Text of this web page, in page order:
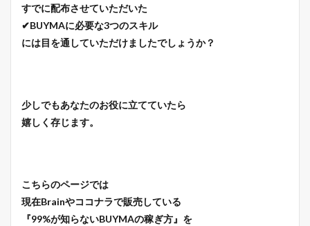
すでに配布させていただいた
✔BUYMAに必要な3つのスキル
には目を通していただけましたでしょうか？
少しでもあなたのお役に立てていたら
嬉しく存じます。
こちらのページでは
現在Brainやココナラで販売している
『99%が知らないBUYMAの稼ぎ方』を